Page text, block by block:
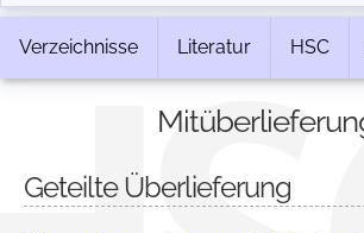
Verzeichnisse Literatur HSC
Geteilte Überlieferung